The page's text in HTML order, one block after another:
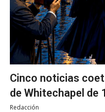
Cinco noticias
de Whitechapel de
Redacción